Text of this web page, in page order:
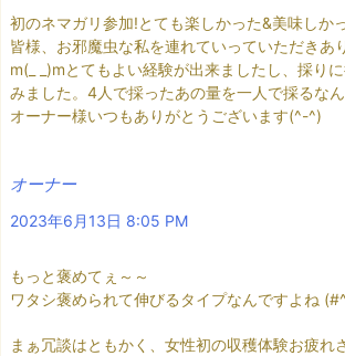
初のネマガリ参加!とても楽しかった&美味しか
皆様、お邪魔虫な私を連れていっていただきあ
m(_ _)mとてもよい経験が出来ましたし、採り
みました。4人で採ったあの量を一人で採るな
オーナー様いつもありがとうございます(^-^)
オーナー
2023年6月13日 8:05 PM
もっと褒めてぇ～～
ワタシ褒められて伸びるタイプなんですよね
まぁ冗談はともかく、女性初の収穫体験お疲れ